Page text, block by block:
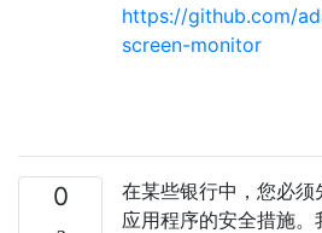
https://github.com/
screen-monitor
0
在某些银行中，您必
应用程序的安全措施